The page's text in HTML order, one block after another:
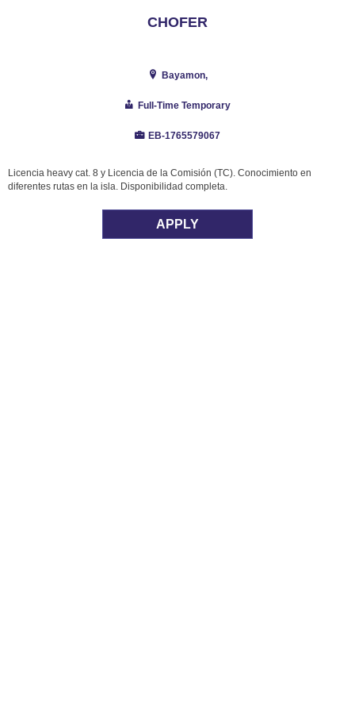
CHOFER
Bayamon,
Full-Time Temporary
EB-1765579067
Licencia heavy cat. 8 y Licencia de la Comisión (TC). Conocimiento en
diferentes rutas en la isla. Disponibilidad completa.
APPLY